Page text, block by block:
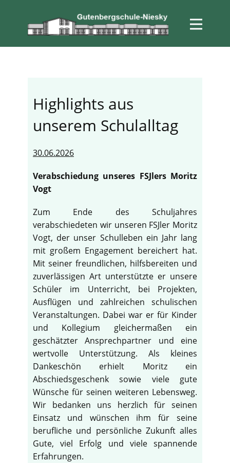
Highlights aus
unserem Schulalltag
30.06.2026
Verabschiedung unseres FSJlers Moritz
Vogt
Zum Ende des Schuljahres
verabschiedeten wir unseren FSJler Moritz
Vogt, der unser Schulleben ein Jahr lang
mit großem Engagement bereichert hat.
Mit seiner freundlichen, hilfsbereiten und
zuverlässigen Art unterstützte er unsere
Schüler im Unterricht, bei Projekten,
Ausflügen und zahlreichen schulischen
Veranstaltungen. Dabei war er für Kinder
und Kollegium gleichermaßen ein
geschätzter Ansprechpartner und eine
wertvolle Unterstützung. Als kleines
Dankeschön erhielt Moritz ein
Abschiedsgeschenk sowie viele gute
Wünsche für seinen weiteren Lebensweg.
Wir bedanken uns herzlich für seinen
Einsatz und wünschen ihm für seine
berufliche und persönliche Zukunft alles
Gute, viel Erfolg und viele spannende
Erfahrungen.